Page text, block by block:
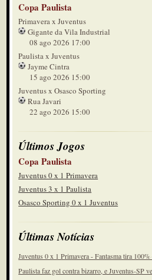
Copa Paulista
Primavera x Juventus
Gigante da Vila Industrial
08 ago 2026 17:00
Paulista x Juventus
Jayme Cintra
15 ago 2026 15:00
Juventus x Osasco Sporting
Rua Javari
22 ago 2026 15:00
Últimos Jogos
Copa Paulista
Juventus 0 x 1 Primavera
Juventus 3 x 1 Paulista
Osasco Sporting 0 x 1 Juventus
Últimas Notícias
Juventus 0 x 1 Primavera - Fantasma tira
Paulista faz gol contra bizarro, e Juventus-SP